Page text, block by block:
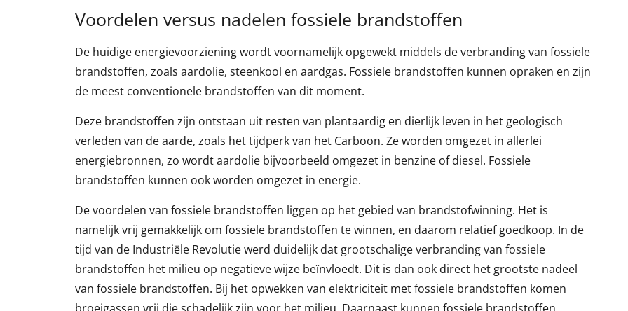
Voordelen versus nadelen fossiele brandstoffen
De huidige energievoorziening wordt voornamelijk opgewekt middels de verbranding van fossiele
brandstoffen, zoals aardolie, steenkool en aardgas. Fossiele brandstoffen kunnen opraken en zijn
de meest conventionele brandstoffen van dit moment.
Deze brandstoffen zijn ontstaan uit resten van plantaardig en dierlijk leven in het geologisch
verleden van de aarde, zoals het tijdperk van het Carboon. Ze worden omgezet in allerlei
energiebronnen, zo wordt aardolie bijvoorbeeld omgezet in benzine of diesel. Fossiele
brandstoffen kunnen ook worden omgezet in energie.
De voordelen van fossiele brandstoffen liggen op het gebied van brandstofwinning. Het is
namelijk vrij gemakkelijk om fossiele brandstoffen te winnen, en daarom relatief goedkoop. In de
tijd van de Industriële Revolutie werd duidelijk dat grootschalige verbranding van fossiele
brandstoffen het milieu op negatieve wijze beïnvloedt. Dit is dan ook direct het grootste nadeel
van fossiele brandstoffen. Bij het opwekken van elektriciteit met fossiele brandstoffen komen